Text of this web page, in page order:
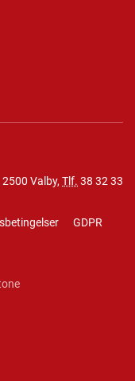
Valby, Tlf. 38 32 33
GDPR